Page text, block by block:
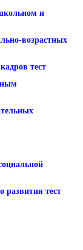
и
возрастных
тест
развития тест